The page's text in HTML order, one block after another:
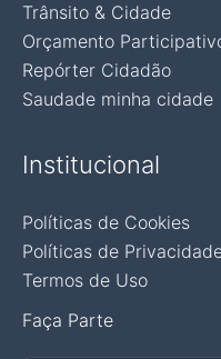
Trânsito & Cidade
Orçamento
Repórter Cidadão
Saudade minha cidade
Institucional
Políticas de Cookies
Políticas de
Termos de Uso
Faça Parte